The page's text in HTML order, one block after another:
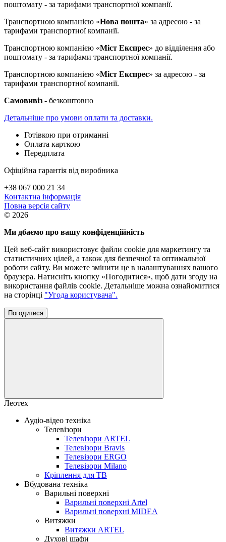
поштомату - за тарифами транспортної компанії.
Транспортною компанією «Нова пошта» за адресою - за
тарифами транспортної компанії.
Транспортною компанією «Міст Експрес» до відділення або
поштомату - за тарифами транспортної компанії.
Транспортною компанією «Міст Експрес» за адресою - за
тарифами транспортної компанії.
Самовивіз - безкоштовно
Детальніше про умови оплати та доставки.
Готівкою при отриманні
Оплата карткою
Передплата
Офіційна гарантія від виробника
+38 067 000 21 34
Контактна інформація
Повна версія сайту
© 2026
Ми дбаємо про вашу конфіденційність
Цей веб-сайт використовує файли cookie для маркетингу та
статистичних цілей, а також для безпечної та оптимальної
роботи сайту. Ви можете змінити це в налаштуваннях вашого
браузера. Натисніть кнопку «Погодитися», щоб дати згоду на
використання файлів cookie. Детальніше можна ознайомитися
на сторінці "Угода користувача".
Погодитися
Леотех
Аудіо-відео техніка
Телевізори
Телевізори ARTEL
Телевізори Bravis
Телевізори ERGO
Телевізори Milano
Кріплення для ТВ
Вбудована техніка
Варильні поверхні
Варильні поверхні Artel
Варильні поверхні MIDEA
Витяжки
Витяжки ARTEL
Духові шафи